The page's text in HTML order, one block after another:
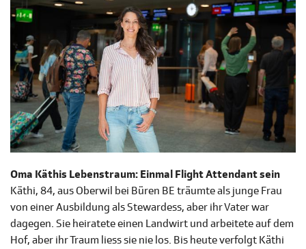
Oma Käthis Lebenstraum: Einmal Flight Attendant sein
Käthi, 84, aus Oberwil bei Büren BE träumte als junge Frau
von einer Ausbildung als Stewardess, aber ihr Vater war
dagegen. Sie heiratete einen Landwirt und arbeitete auf dem
Hof, aber ihr Traum liess sie nie los. Bis heute verfolgt Käthi